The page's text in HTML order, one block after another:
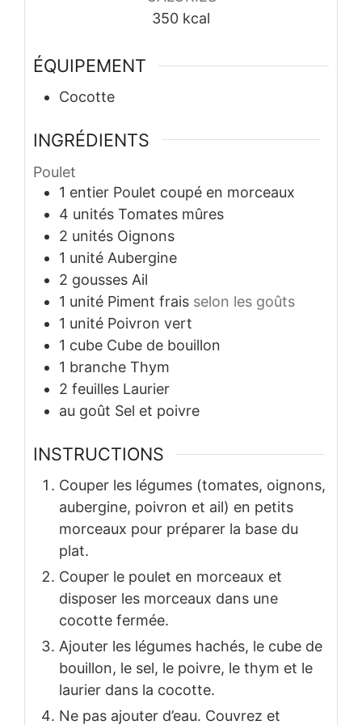
350 kcal
ÉQUIPEMENT
Cocotte
INGRÉDIENTS
Poulet
1 entier Poulet coupé en morceaux
4 unités Tomates mûres
2 unités Oignons
1 unité Aubergine
2 gousses Ail
1 unité Piment frais selon les goûts
1 unité Poivron vert
1 cube Cube de bouillon
1 branche Thym
2 feuilles Laurier
au goût Sel et poivre
INSTRUCTIONS
Couper les légumes (tomates, oignons,
aubergine, poivron et ail) en petits
morceaux pour préparer la base du
plat.
Couper le poulet en morceaux et
disposer les morceaux dans une
cocotte fermée.
Ajouter les légumes hachés, le cube de
bouillon, le sel, le poivre, le thym et le
laurier dans la cocotte.
Ne pas ajouter d’eau. Couvrez et